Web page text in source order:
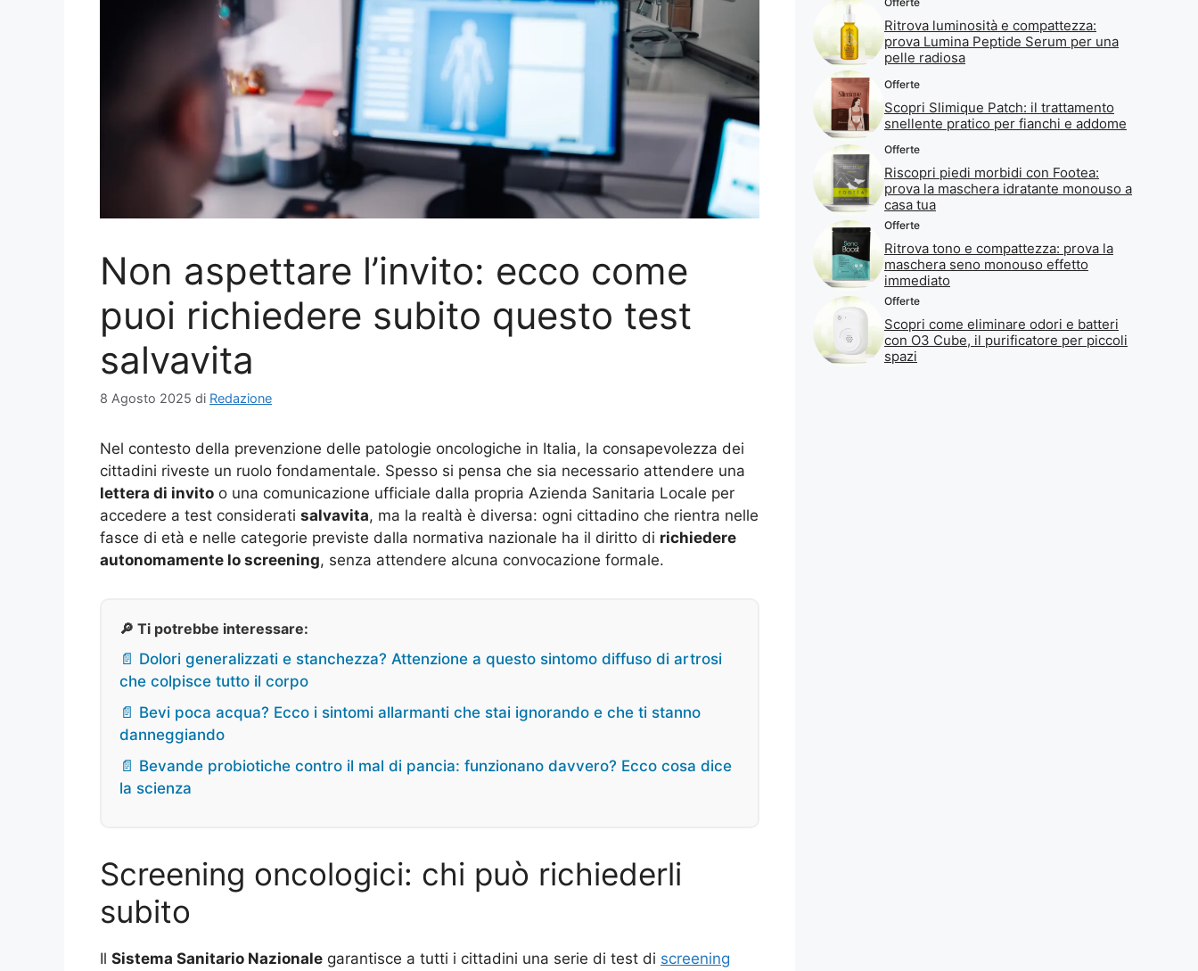
Non aspettare l’invito: ecco come
puoi richiedere subito questo test
salvavita
8 Agosto 2025 di Redazione
Nel contesto della prevenzione delle patologie oncologiche in Italia, la consapevolezza dei
cittadini riveste un ruolo fondamentale. Spesso si pensa che sia necessario attendere una
lettera di invito o una comunicazione ufficiale dalla propria Azienda Sanitaria Locale per
accedere a test considerati salvavita, ma la realtà è diversa: ogni cittadino che rientra nelle
fasce di età e nelle categorie previste dalla normativa nazionale ha il diritto di richiedere
autonomamente lo screening, senza attendere alcuna convocazione formale.
🔎 Ti potrebbe interessare:
📄 Dolori generalizzati e stanchezza? Attenzione a questo sintomo diffuso di artrosi
che colpisce tutto il corpo
📄 Bevi poca acqua? Ecco i sintomi allarmanti che stai ignorando e che ti stanno
danneggiando
📄 Bevande probiotiche contro il mal di pancia: funzionano davvero? Ecco cosa dice
la scienza
Screening oncologici: chi può richiederli
subito
Il Sistema Sanitario Nazionale garantisce a tutti i cittadini una serie di test di screening
Ritrova luminosità e compattezza:
prova Lumina Peptide Serum per una
pelle radiosa
Offerte
Scopri Slimique Patch: il trattamento
snellente pratico per fianchi e addome
Offerte
Riscopri piedi morbidi con Footea:
prova la maschera idratante monouso a
casa tua
Offerte
Ritrova tono e compattezza: prova la
maschera seno monouso effetto
immediato
Offerte
Scopri come eliminare odori e batteri
con O3 Cube, il purificatore per piccoli
spazi